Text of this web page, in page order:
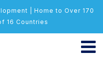
| Home to Over 170
16 Countries